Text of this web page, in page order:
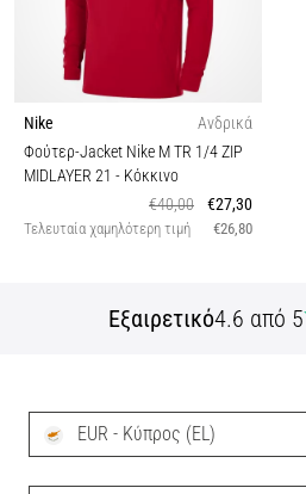
Nike
Ανδρικά
Φούτερ-Jacket Nike M TR 1/4 ZIP
MIDLAYER 21 - Κόκκινο
€40,00
€27,30
Τελευταία χαμηλότερη τιμή €26,80
Εξαιρετικό4.6 από 5
EUR - Κύπρος (EL)